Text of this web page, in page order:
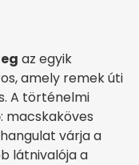
az egyik
amely remek úti
A történelmi
macskaköves
várja a
látnivalója a